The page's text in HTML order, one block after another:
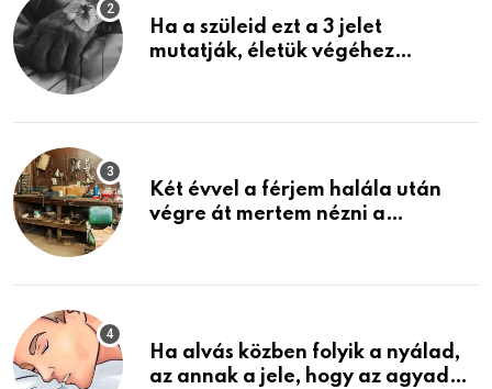
Ha a szüleid ezt a 3 jelet
mutatják, életük végéhez
Két évvel a férjem halála után
végre át mertem nézni a
életemet
Ha alvás közben folyik a nyálad,
az annak a jele, hogy az agyad…